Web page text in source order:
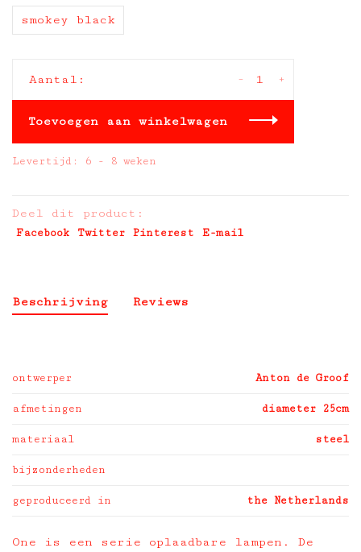
smokey black
Aantal: +
-
Toevoegen aan winkelwagen
Levertijd: 6 - 8 weken
Deel dit product:
Facebook Twitter Pinterest E-mail
Beschrijving Reviews
ontwerper Anton de Groof
afmetingen diameter 25cm
materiaal steel
bijzonderheden
geproduceerd in the Netherlands
One is een serie oplaadbare lampen. De